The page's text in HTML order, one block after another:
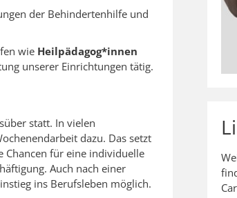
der Behindertenhilfe und
wie Heilpädagog*innen
unserer Einrichtungen tätig.
statt. In vielen
dazu. Das setzt
Chancen für eine individuelle
Auch nach einer
ins Berufsleben möglich.